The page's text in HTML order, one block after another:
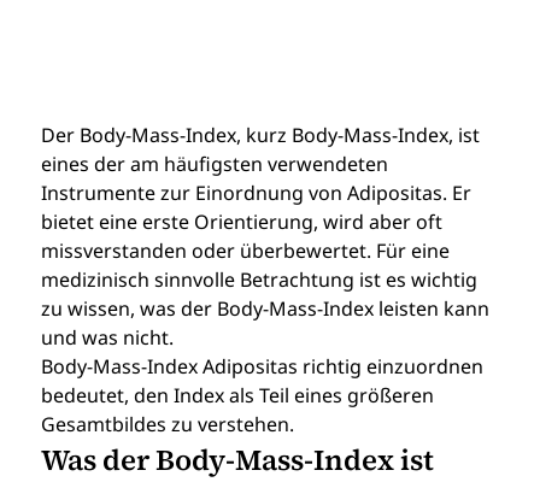
Der Body-Mass-Index, kurz Body-Mass-Index, ist
eines der am häufigsten verwendeten
Instrumente zur Einordnung von Adipositas. Er
bietet eine erste Orientierung, wird aber oft
missverstanden oder überbewertet. Für eine
medizinisch sinnvolle Betrachtung ist es wichtig
zu wissen, was der Body-Mass-Index leisten kann
und was nicht.
Body-Mass-Index Adipositas richtig einzuordnen
bedeutet, den Index als Teil eines größeren
Gesamtbildes zu verstehen.
Was der Body-Mass-Index ist